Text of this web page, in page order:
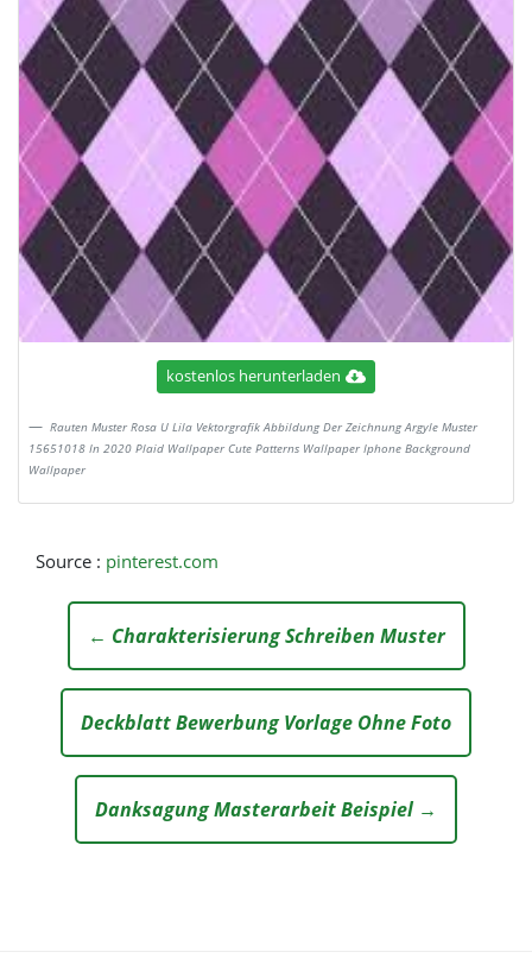
kostenlos herunterladen
Rauten Muster Rosa U Lila Vektorgrafik Abbildung Der Zeichnung Argyle Muster
15651018 In 2020 Plaid Wallpaper Cute Patterns Wallpaper Iphone Background
Wallpaper
Source : pinterest.com
← Charakterisierung Schreiben Muster
Deckblatt Bewerbung Vorlage Ohne Foto
Danksagung Masterarbeit Beispiel →